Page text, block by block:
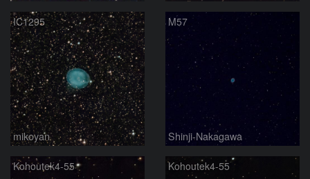
IC1295
mikoyan
M57
Shinji-Nakagawa
Kohoutek4-55 Kohoutek4-55